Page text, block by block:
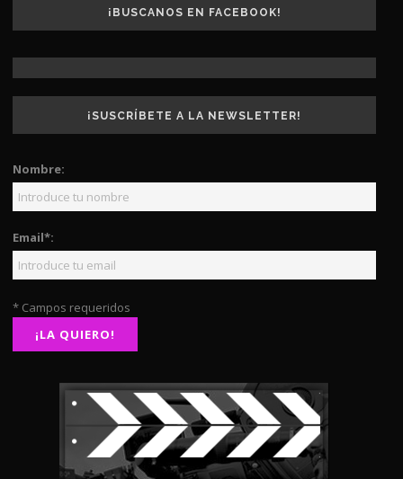
¡BUSCANOS EN FACEBOOK!
¡SUSCRÍBETE A LA NEWSLETTER!
Nombre:
Email*:
* Campos requeridos